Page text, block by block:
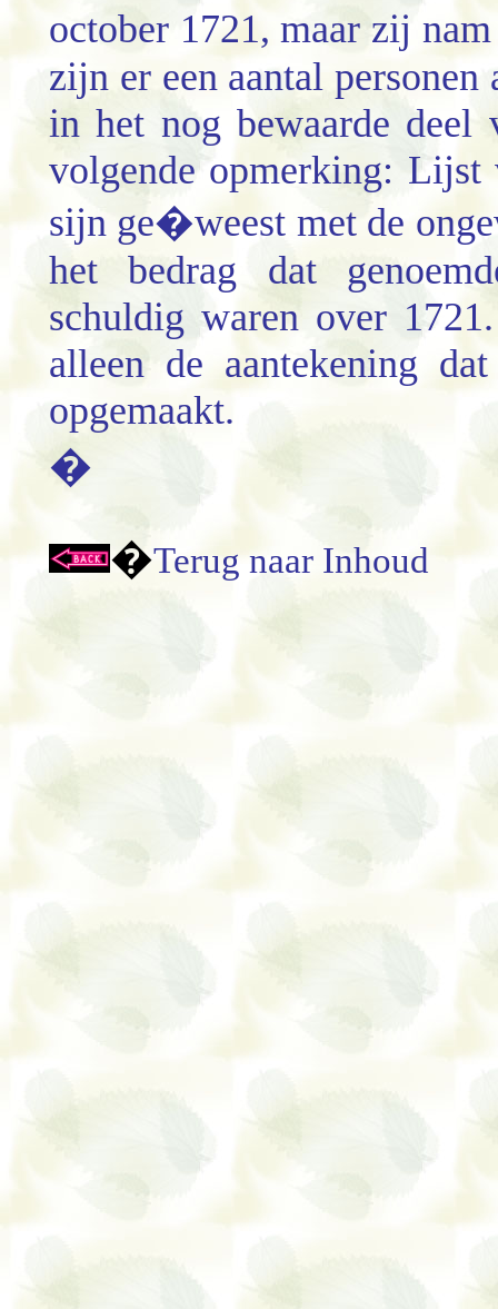
october 1721, maar zij
zijn er een aantal personen
in het nog bewaarde deel
volgende opmerking: Lijst
sijn ge�weest met de
het bedrag dat
schuldig waren over
alleen de aantekening
opgemaakt.
�
�Terug naar Inhoud